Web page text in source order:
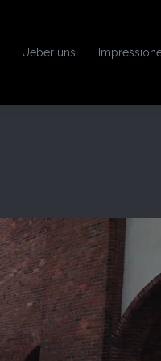
Ueber uns